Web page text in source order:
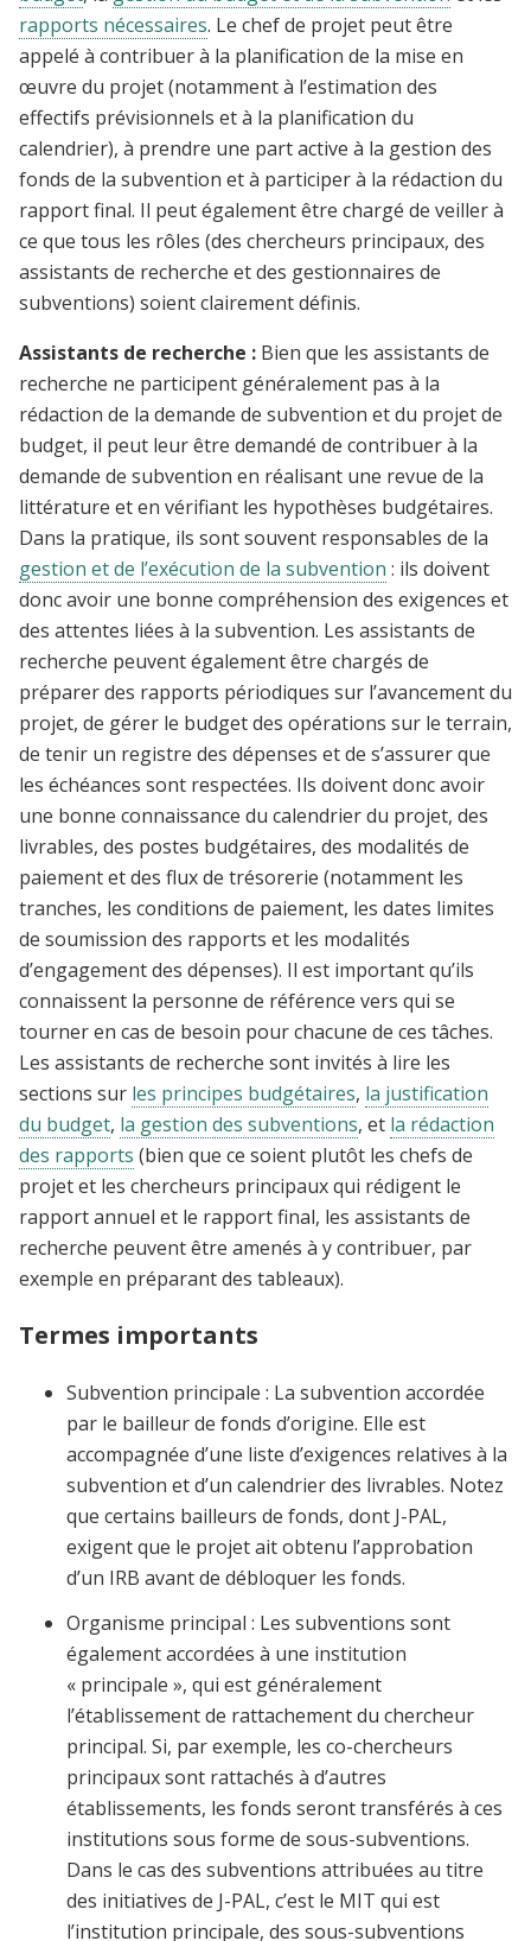
rapports nécessaires. Le chef de projet peut être
appelé à contribuer à la planification de la mise en
œuvre du projet (notamment à l’estimation des
effectifs prévisionnels et à la planification du
calendrier), à prendre une part active à la gestion des
fonds de la subvention et à participer à la rédaction du
rapport final. Il peut également être chargé de veiller à
ce que tous les rôles (des chercheurs principaux, des
assistants de recherche et des gestionnaires de
subventions) soient clairement définis.
Assistants de recherche : Bien que les assistants de
recherche ne participent généralement pas à la
rédaction de la demande de subvention et du projet de
budget, il peut leur être demandé de contribuer à la
demande de subvention en réalisant une revue de la
littérature et en vérifiant les hypothèses budgétaires.
Dans la pratique, ils sont souvent responsables de la
gestion et de l’exécution de la subvention : ils doivent
donc avoir une bonne compréhension des exigences et
des attentes liées à la subvention. Les assistants de
recherche peuvent également être chargés de
préparer des rapports périodiques sur l’avancement du
projet, de gérer le budget des opérations sur le terrain,
de tenir un registre des dépenses et de s’assurer que
les échéances sont respectées. Ils doivent donc avoir
une bonne connaissance du calendrier du projet, des
livrables, des postes budgétaires, des modalités de
paiement et des flux de trésorerie (notamment les
tranches, les conditions de paiement, les dates limites
de soumission des rapports et les modalités
d’engagement des dépenses). Il est important qu’ils
connaissent la personne de référence vers qui se
tourner en cas de besoin pour chacune de ces tâches.
Les assistants de recherche sont invités à lire les
sections sur les principes budgétaires, la justification
du budget, la gestion des subventions, et la rédaction
des rapports (bien que ce soient plutôt les chefs de
projet et les chercheurs principaux qui rédigent le
rapport annuel et le rapport final, les assistants de
recherche peuvent être amenés à y contribuer, par
exemple en préparant des tableaux).
Termes importants
Subvention principale : La subvention accordée
par le bailleur de fonds d’origine. Elle est
accompagnée d’une liste d’exigences relatives à la
subvention et d’un calendrier des livrables. Notez
que certains bailleurs de fonds, dont J-PAL,
exigent que le projet ait obtenu l’approbation
d’un IRB avant de débloquer les fonds.
Organisme principal : Les subventions sont
également accordées à une institution
« principale », qui est généralement
l’établissement de rattachement du chercheur
principal. Si, par exemple, les co-chercheurs
principaux sont rattachés à d’autres
établissements, les fonds seront transférés à ces
institutions sous forme de sous-subventions.
Dans le cas des subventions attribuées au titre
des initiatives de J-PAL, c’est le MIT qui est
l’institution principale, des sous-subventions